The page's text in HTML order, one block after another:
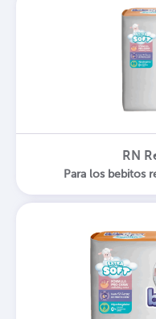
RN
Para los bebitos